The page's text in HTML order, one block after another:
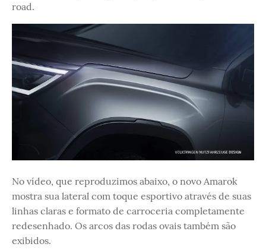
road.
No vídeo, que reproduzimos abaixo, o novo Amarok
mostra sua lateral com toque esportivo através de suas
linhas claras e formato de carroceria completamente
redesenhado. Os arcos das rodas ovais também são
exibidos.